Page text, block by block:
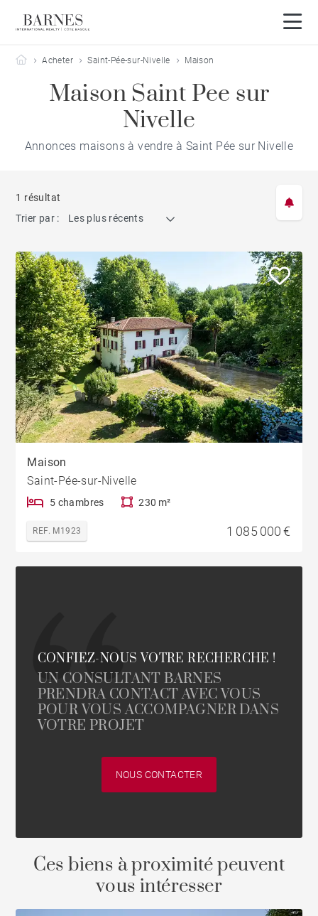
Barnes Côte Basque
Acheter Saint-Pée-sur-Nivelle Maison
Maison Saint Pee sur
Nivelle
Annonces maisons à vendre à Saint Pée sur Nivelle
1 résultat
Trier par :
Les plus récents
Maison
Saint-Pée-sur-Nivelle
5 chambres 230 m²
REF. M1923 1 085 000 €
CONFIEZ-NOUS VOTRE RECHERCHE !
UN CONSULTANT BARNES
PRENDRA CONTACT AVEC VOUS
POUR VOUS ACCOMPAGNER DANS
VOTRE PROJET
NOUS CONTACTER
Ces biens à proximité peuvent
vous intéresser